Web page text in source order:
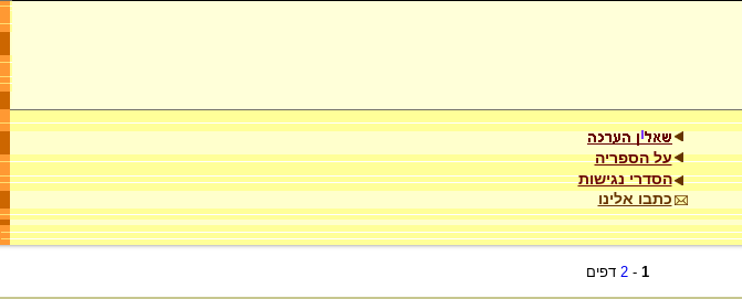
על הספריה
הסדרי נגישות
כתבו אלינו
1
-
2 דפים